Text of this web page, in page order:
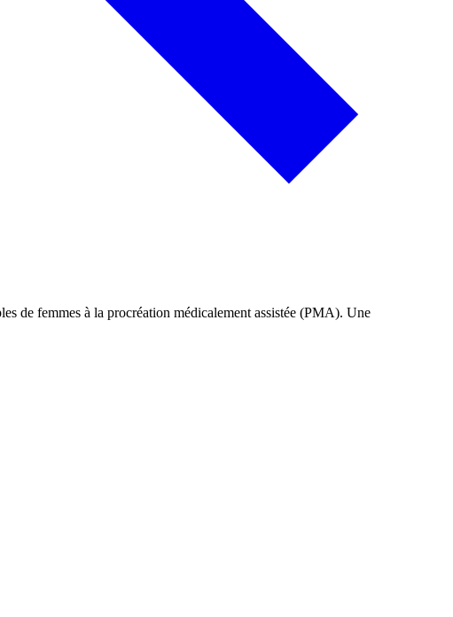
de femmes à la procréation médicalement assistée (PMA). Une